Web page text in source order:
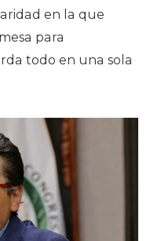
en la que
para
todo en una sola